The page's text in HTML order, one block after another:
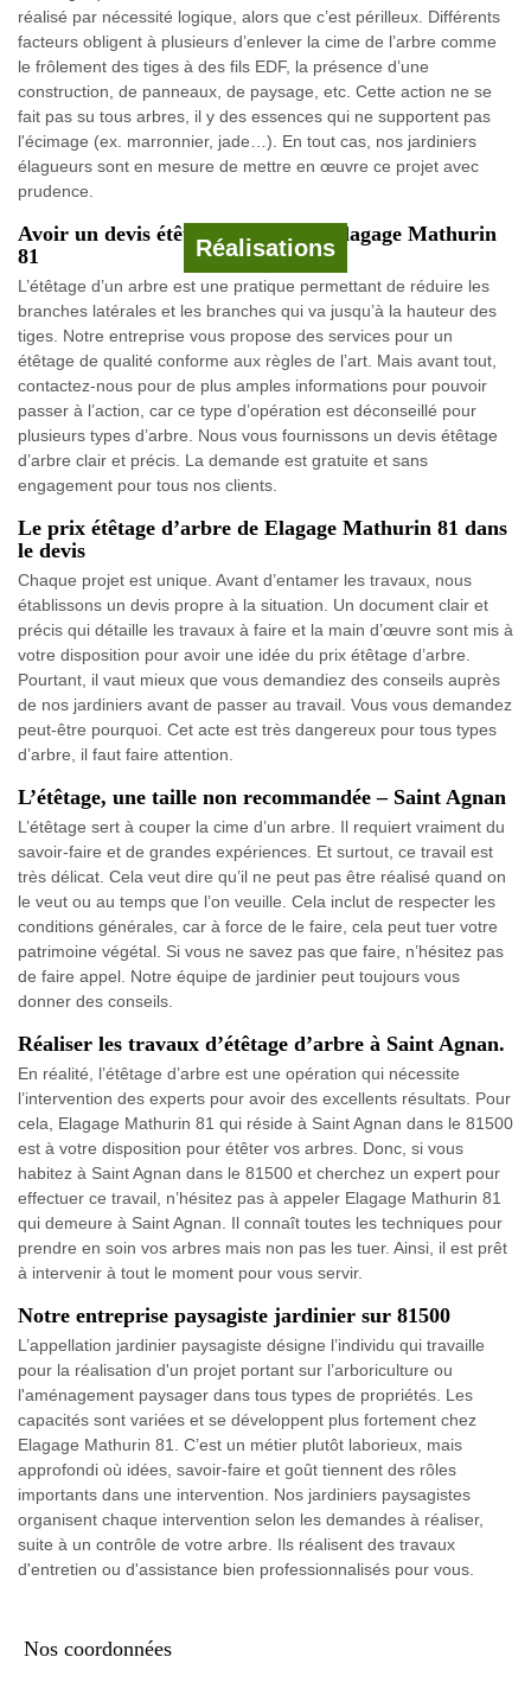
Réalisations
réalisé par nécessité logique, alors que c’est périlleux. Différents
facteurs obligent à plusieurs d’enlever la cime de l’arbre comme
le frôlement des tiges à des fils EDF, la présence d’une
construction, de panneaux, de paysage, etc. Cette action ne se
fait pas su tous arbres, il y des essences qui ne supportent pas
l'écimage (ex. marronnier, jade…). En tout cas, nos jardiniers
élagueurs sont en mesure de mettre en œuvre ce projet avec
prudence.
Avoir un devis étêtage d’arbre de Elagage Mathurin
81
L’étêtage d’un arbre est une pratique permettant de réduire les
branches latérales et les branches qui va jusqu’à la hauteur des
tiges. Notre entreprise vous propose des services pour un
étêtage de qualité conforme aux règles de l’art. Mais avant tout,
contactez-nous pour de plus amples informations pour pouvoir
passer à l’action, car ce type d’opération est déconseillé pour
plusieurs types d’arbre. Nous vous fournissons un devis étêtage
d’arbre clair et précis. La demande est gratuite et sans
engagement pour tous nos clients.
Le prix étêtage d’arbre de Elagage Mathurin 81 dans
le devis
Chaque projet est unique. Avant d’entamer les travaux, nous
établissons un devis propre à la situation. Un document clair et
précis qui détaille les travaux à faire et la main d’œuvre sont mis à
votre disposition pour avoir une idée du prix étêtage d’arbre.
Pourtant, il vaut mieux que vous demandiez des conseils auprès
de nos jardiniers avant de passer au travail. Vous vous demandez
peut-être pourquoi. Cet acte est très dangereux pour tous types
d’arbre, il faut faire attention.
L’étêtage, une taille non recommandée – Saint Agnan
L’étêtage sert à couper la cime d’un arbre. Il requiert vraiment du
savoir-faire et de grandes expériences. Et surtout, ce travail est
très délicat. Cela veut dire qu’il ne peut pas être réalisé quand on
le veut ou au temps que l’on veuille. Cela inclut de respecter les
conditions générales, car à force de le faire, cela peut tuer votre
patrimoine végétal. Si vous ne savez pas que faire, n’hésitez pas
de faire appel. Notre équipe de jardinier peut toujours vous
donner des conseils.
Réaliser les travaux d’étêtage d’arbre à Saint Agnan.
En réalité, l’étêtage d’arbre est une opération qui nécessite
l’intervention des experts pour avoir des excellents résultats. Pour
cela, Elagage Mathurin 81 qui réside à Saint Agnan dans le 81500
est à votre disposition pour étêter vos arbres. Donc, si vous
habitez à Saint Agnan dans le 81500 et cherchez un expert pour
effectuer ce travail, n’hésitez pas à appeler Elagage Mathurin 81
qui demeure à Saint Agnan. Il connaît toutes les techniques pour
prendre en soin vos arbres mais non pas les tuer. Ainsi, il est prêt
à intervenir à tout le moment pour vous servir.
Notre entreprise paysagiste jardinier sur 81500
L’appellation jardinier paysagiste désigne l’individu qui travaille
pour la réalisation d'un projet portant sur l’arboriculture ou
l'aménagement paysager dans tous types de propriétés. Les
capacités sont variées et se développent plus fortement chez
Elagage Mathurin 81. C’est un métier plutôt laborieux, mais
approfondi où idées, savoir-faire et goût tiennent des rôles
importants dans une intervention. Nos jardiniers paysagistes
organisent chaque intervention selon les demandes à réaliser,
suite à un contrôle de votre arbre. Ils réalisent des travaux
d'entretien ou d'assistance bien professionnalisés pour vous.
Nos coordonnées